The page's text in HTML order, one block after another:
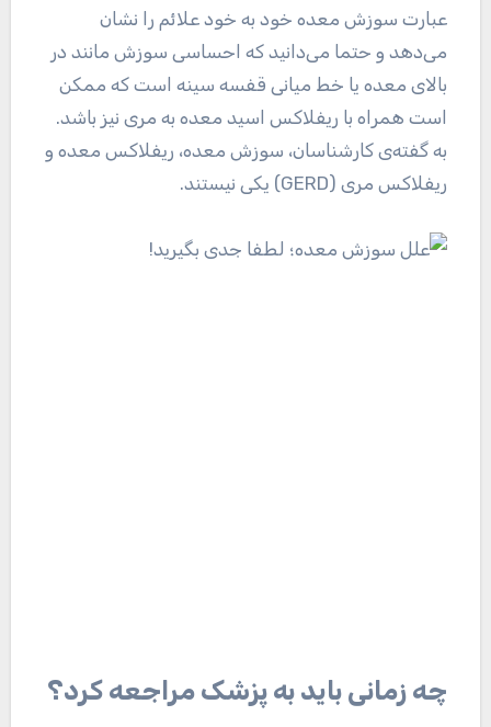
عبارت سوزش معده خود به خود علائم را نشان
می‌دهد و حتما می‌دانید که احساسی سوزش مانند در
بالای معده یا خط میانی قفسه سینه است که ممکن
است همراه با ریفلاکس اسید معده به مری نیز باشد.
به گفته‌ی کارشناسان، سوزش معده، ریفلاکس معده و
ریفلاکس مری (GERD) یکی نیستند.
چه زمانی باید به پزشک مراجعه کرد؟